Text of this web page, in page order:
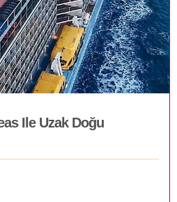
Ile Uzak Doğu